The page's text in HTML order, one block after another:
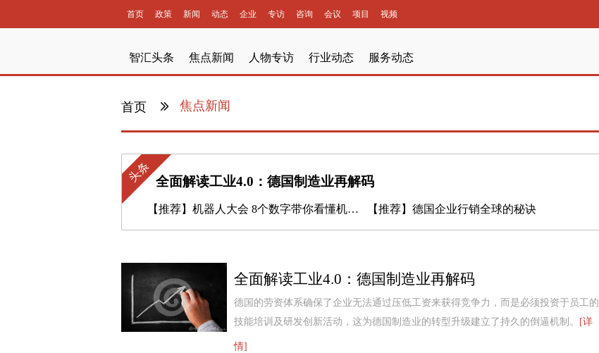
首页 政策 新闻 动态 企业 专访 咨询 会议 项目 视频
智汇头条 焦点新闻 人物专访 行业动态 服务动态
首页 焦点新闻
头条 全面解读工业4.0：德国制造业再解码
【推荐】 机器人大会 8个数字带你看懂机器人 【推荐】 德国企业行销全球的秘诀
全面解读工业4.0：德国制造业再解码
德国的劳资体系确保了企业无法通过压低工资来获得竞争力，而是必须投资于员工的
技能培训及研发创新活动，这为德国制造业的转型升级建立了持久的倒逼机制。
[详
情]